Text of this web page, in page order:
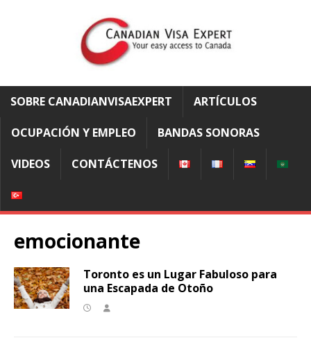
SOBRE CANADIANVISAEXPERT ARTÍCULOS
OCUPACIÓN Y EMPLEO BANDAS SONORAS
VIDEOS CONTÁCTENOS
emocionante
Toronto es un Lugar Fabuloso para
una Escapada de Otoño